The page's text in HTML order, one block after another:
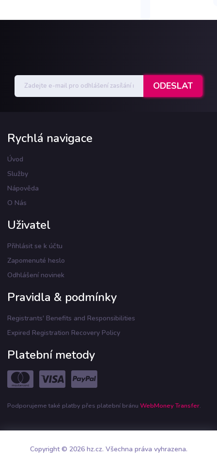
Rychlá navigace
Úvod
Služby
Nápověda
O Nás
Uživatel
Přihlásit se k účtu
Zapomenuté heslo
Odhlášení novinek
Pravidla & podmínky
Registrants' Benefits and Responsibilities
Expired Registration Recovery Policy
Platební metody
Podporujeme také platby přes platební bránu WebMoney Transfer.
Copyright © 2026 hz.cz. Všechna práva vyhrazena.